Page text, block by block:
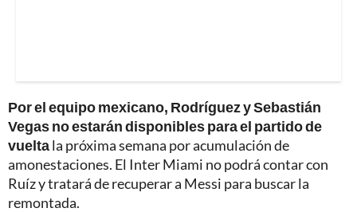
Por el equipo mexicano, Rodríguez y Sebastián
Vegas no estarán disponibles para el partido de
vueltala próxima semana por acumulación de
amonestaciones. El Inter Miami no podrá contar con
Ruíz y tratará de recuperar a Messi para buscar la
remontada.